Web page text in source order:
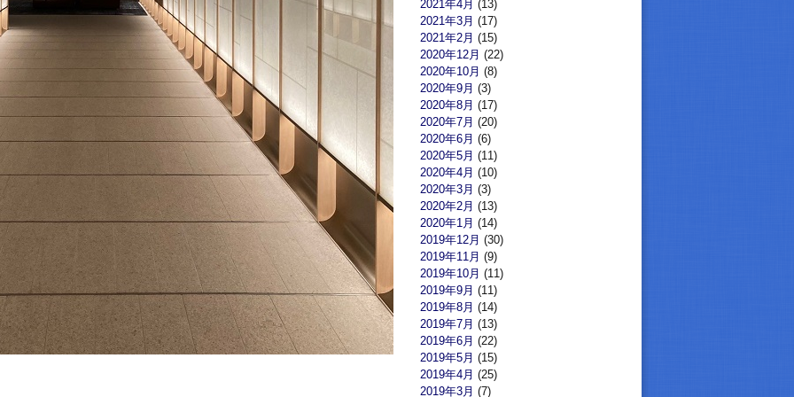
2021年4月 (13)
2021年3月 (17)
2021年2月 (15)
2020年12月 (22)
2020年10月 (8)
2020年9月 (3)
2020年8月 (17)
2020年7月 (20)
2020年6月 (6)
2020年5月 (11)
2020年4月 (10)
2020年3月 (3)
2020年2月 (13)
2020年1月 (14)
2019年12月 (30)
2019年11月 (9)
2019年10月 (11)
2019年9月 (11)
2019年8月 (14)
2019年7月 (13)
2019年6月 (22)
2019年5月 (15)
2019年4月 (25)
2019年3月 (7)